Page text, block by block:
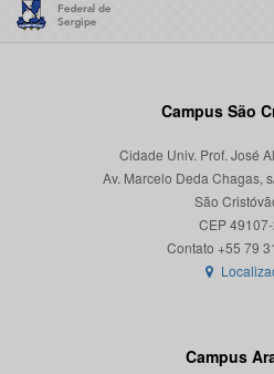
Campus São
Cidade Univ. Prof. José
Av. Marcelo Deda Chagas,
São
CEP
Campus